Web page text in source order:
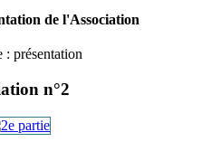
de l'Association
présentation
n°2